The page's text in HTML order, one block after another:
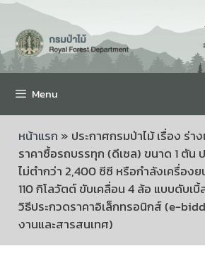
Menu
หน้าแรก » ประกาศกรมป่าไม้ เรื่อง ร่า
ราคาซื้อรถบรรทุก (ดีเซล) ขนาด 1 ตัน
ไม่ตำกว่า 2,400 ซีซี หรือกำลังเครื่อง
110 กิโลวัตต์ ขับเคลื่อน 4 ล้อ แบบดับเบิ้
วิธีประกวดราคาอิเล็กทรอนิกส์ (e-
งานและสารสนเทศ)